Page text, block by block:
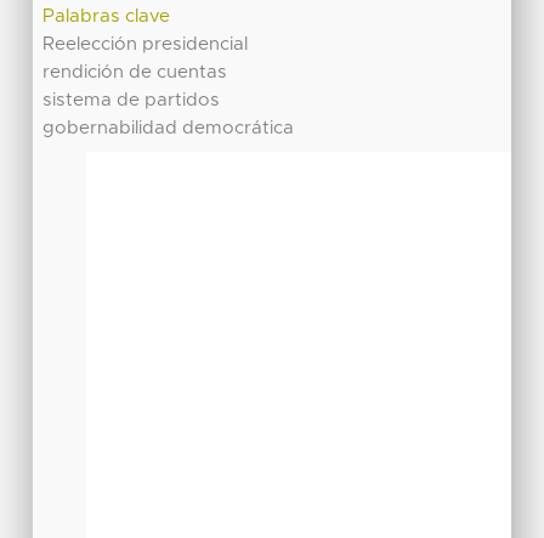
Palabras clave
Reelección presidencial
rendición de cuentas
sistema de partidos
gobernabilidad democrática